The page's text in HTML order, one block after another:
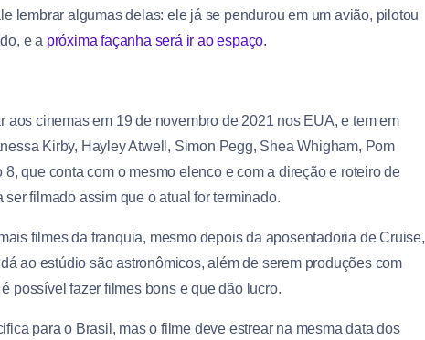
lembrar algumas delas: ele já se pendurou em um avião, pilotou
e a próxima façanha será ir ao espaço.
aos cinemas em 19 de novembro de 2021 nos EUA, e tem em
Kirby, Hayley Atwell, Simon Pegg, Shea Whigham, Pom
que conta com o mesmo elenco e com a direção e roteiro de
filmado assim que o atual for terminado.
filmes da franquia, mesmo depois da aposentadoria de Cruise,
ao estúdio são astronômicos, além de serem produções com
possível fazer filmes bons e que dão lucro.
para o Brasil, mas o filme deve estrear na mesma data dos